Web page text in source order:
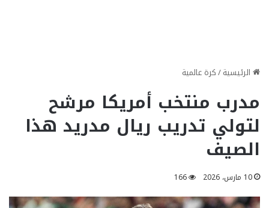
الرئيسية/كرة عالمية
مدرب منتخب أمريكا مرشح
لتولي تدريب ريال مدريد هذا
الصيف
10 مارس، 2026 166